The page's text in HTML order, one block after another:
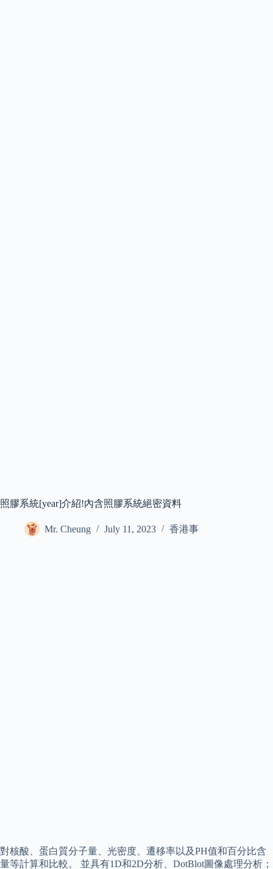
照膠系統[year]介紹!內含照膠系統絕密資料
Mr. Cheung July 11, 2023 香港事
對核酸、蛋白質分子量、光密度、遷移率以及PH值和百分比含
量等計算和比較。 並具有1D和2D分析、DotBlot圖像處理分析；